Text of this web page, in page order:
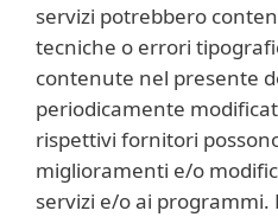
servizi potrebbero
tecniche o errori
contenute nel presente
periodicamente
rispettivi fornitori
miglioramenti e/o
servizi e/o ai programmi.